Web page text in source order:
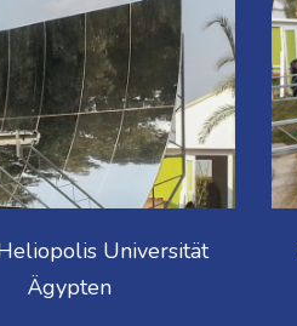
Universität
Ägypten